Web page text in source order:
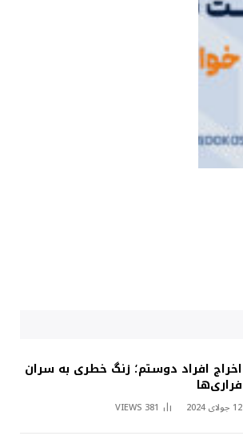
اخراج افراد دوستم؛ زنگ خطری به سران
فراری‌ها
12 جولای 2024 381
VIEWS